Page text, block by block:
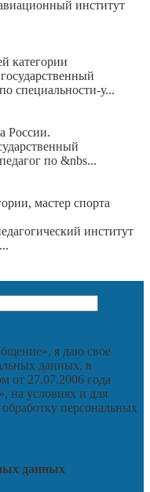
институт
категории
специальности-у...
России.
по &nbs...
мастер спорта
институт
я даю свое
данных, в
от 27.07.2006 года
на условиях и для
персональных
данных